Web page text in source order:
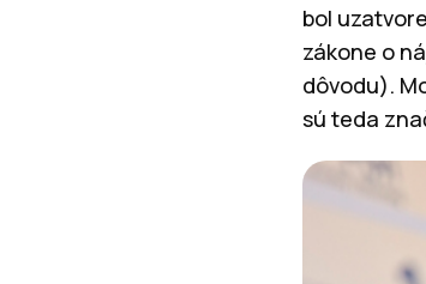
bol
zákone o
dôvodu).
sú teda